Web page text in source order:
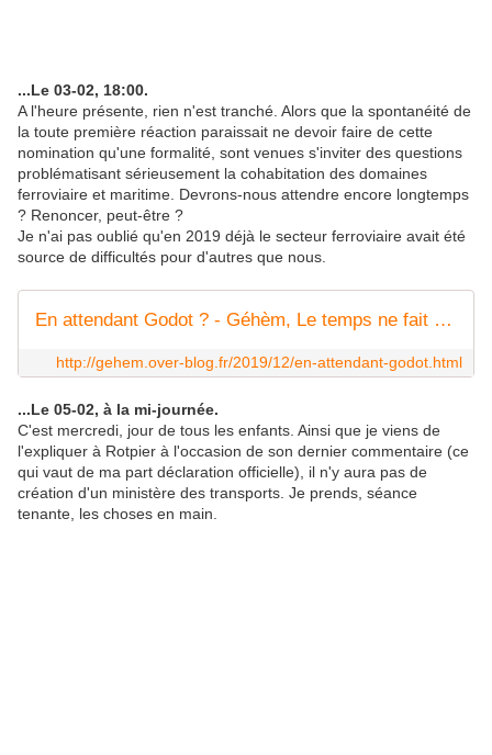
...Le 03-02, 18:00.
A l'heure présente, rien n'est tranché. Alors que la spontanéité de
la toute première réaction paraissait ne devoir faire de cette
nomination qu'une formalité, sont venues s'inviter des questions
problématisant sérieusement la cohabitation des domaines
ferroviaire et maritime. Devrons-nous attendre encore longtemps
? Renoncer, peut-être ?
Je n'ai pas oublié qu'en 2019 déjà le secteur ferroviaire avait été
source de difficultés pour d'autres que nous.
En attendant Godot ? - Géhèm, Le temps ne fait rien à l'affaire...
http://gehem.over-blog.fr/2019/12/en-attendant-godot.html
...Le 05-02, à la mi-journée.
C'est mercredi, jour de tous les enfants. Ainsi que je viens de
l'expliquer à Rotpier à l'occasion de son dernier commentaire (ce
qui vaut de ma part déclaration officielle), il n'y aura pas de
création d'un ministère des transports. Je prends, séance
tenante, les choses en main.